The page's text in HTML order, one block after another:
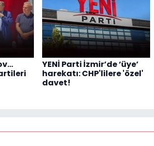
YENİ Parti İzmir’de ‘üye’
harekatı: CHP'lilere 'özel'
davet!